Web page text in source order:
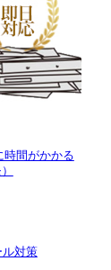
時間がかかる
ル対策